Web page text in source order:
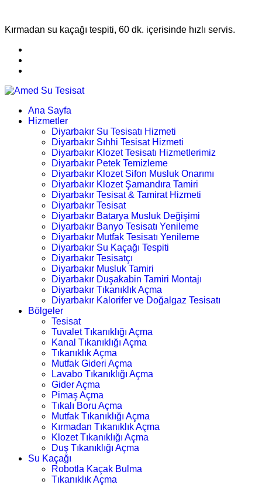
Kırmadan su kaçağı tespiti, 60 dk. içerisinde hızlı servis.
Ana Sayfa
Hizmetler
Diyarbakır Su Tesisatı Hizmeti
Diyarbakır Sıhhi Tesisat Hizmeti
Diyarbakır Klozet Tesisatı Hizmetlerimiz
Diyarbakır Petek Temizleme
Diyarbakır Klozet Sifon Musluk Onarımı
Diyarbakır Klozet Şamandıra Tamiri
Diyarbakır Tesisat & Tamirat Hizmeti
Diyarbakır Tesisat
Diyarbakır Batarya Musluk Değişimi
Diyarbakır Banyo Tesisatı Yenileme
Diyarbakır Mutfak Tesisatı Yenileme
Diyarbakır Su Kaçağı Tespiti
Diyarbakır Tesisatçı
Diyarbakır Musluk Tamiri
Diyarbakır Duşakabin Tamiri Montajı
Diyarbakır Tıkanıklık Açma
Diyarbakır Kalorifer ve Doğalgaz Tesisatı
Bölgeler
Tesisat
Tuvalet Tıkanıklığı Açma
Kanal Tıkanıklığı Açma
Tıkanıklık Açma
Mutfak Gideri Açma
Lavabo Tıkanıklığı Açma
Gider Açma
Pimaş Açma
Tıkalı Boru Açma
Mutfak Tıkanıklığı Açma
Kırmadan Tıkanıklık Açma
Klozet Tıkanıklığı Açma
Duş Tıkanıklığı Açma
Su Kaçağı
Robotla Kaçak Bulma
Tıkanıklık Açma